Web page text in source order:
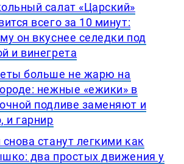
салат «Царский»
всего за 10 минут:
он вкуснее селедки под
и винегрета
больше не жарю на
нежные «ежики» в
подливе заменяют и
и гарнир
снова станут легкими как
два простых движения у